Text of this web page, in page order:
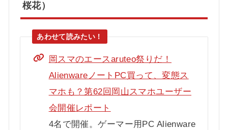
桜花）
岡スマのエースaruteo祭りだ！
AlienwareノートPC買って、変態ス
マホも？第62回岡山スマホユーザー
会開催レポート
4名で開催。ゲーマー用PC Alienware